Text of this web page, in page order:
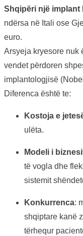
Shqipëri një implant
ndërsa në Itali ose
euro.
Arsyeja kryesore nuk
vendet përdoren
implantologjisë
Diferenca është te:
Kostoja e
ulëta.
Modeli i
të vogla dhe
sistemit
Konkurrenca:
shqiptare kanë
tërhequr